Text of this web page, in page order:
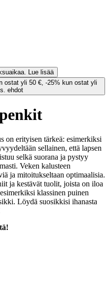
Lue lisää
ostat yli 50 €, -25% kun ostat yli
ehdot
on erityisen tärkeä: esimerkiksi
sellainen, että lapsen
selkä suorana ja pystyy
Veken kalusteen
ja mitoitukseltaan optimaalisia.
ja kestävät tuolit, joista on iloa
klassinen puinen
Löydä suosikkisi ihanasta